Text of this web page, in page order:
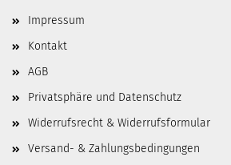
Impressum
Kontakt
AGB
Privatsphäre und Datenschutz
Widerrufsrecht & Widerrufsformular
Versand- & Zahlungsbedingungen